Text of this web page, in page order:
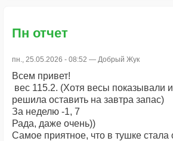
Пн отчет
пн., 25.05.2026 - 08:52 — Добрый Жук
Всем привет!
вес 115.2. (Хотя весы показывали
решила оставить на завтра запас)
За неделю -1, 7
Рада, даже очень))
Самое приятное, что в тушке стала